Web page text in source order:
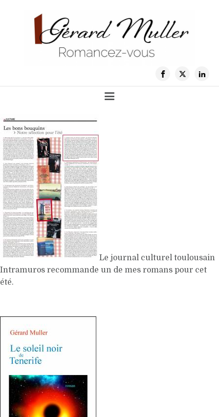
Le journal culturel toulousain
Intramuros recommande un de mes romans pour cet
été.